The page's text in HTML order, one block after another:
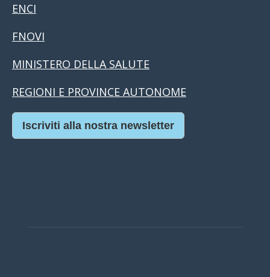
ENCI
FNOVI
MINISTERO DELLA SALUTE
REGIONI E PROVINCE AUTONOME
Iscriviti alla nostra newsletter